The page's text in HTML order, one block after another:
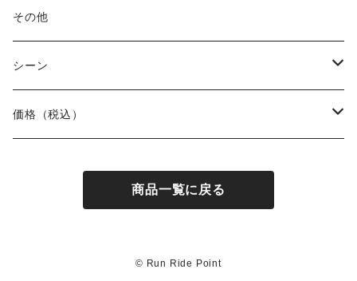
BONE
BOOKMAN
carb
Ciele Athletics
ネックゲイター
その他
シーン
自転車
価格（税込）
1,001～5,000円
商品一覧に戻る
© Run Ride Point